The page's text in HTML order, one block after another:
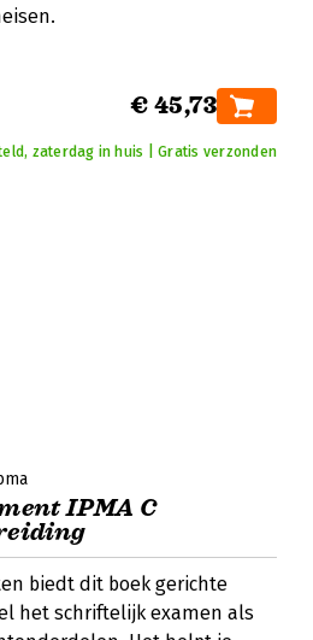
€ 45,73
zaterdag in huis | Gratis verzonden
IPMA C
biedt dit boek gerichte
het schriftelijk examen als